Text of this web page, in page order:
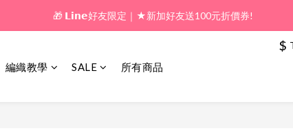
🎁 新好友購物金｜★加入新會員領券送100元!
$
編織教學 SALE 所有商品